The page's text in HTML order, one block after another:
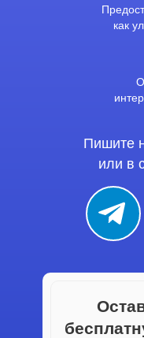
как
Пишите
или в